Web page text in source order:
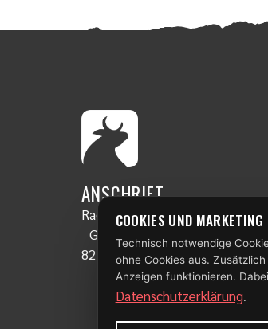
ANSCHRIFT
Radlstall
Gschwendt 19
82435 Bad Bayersoien
COOKIES UND MARKETING
Technisch notwendige
ohne Cookies aus.
Anzeigen funktionieren.
Datenschutzerklärung.